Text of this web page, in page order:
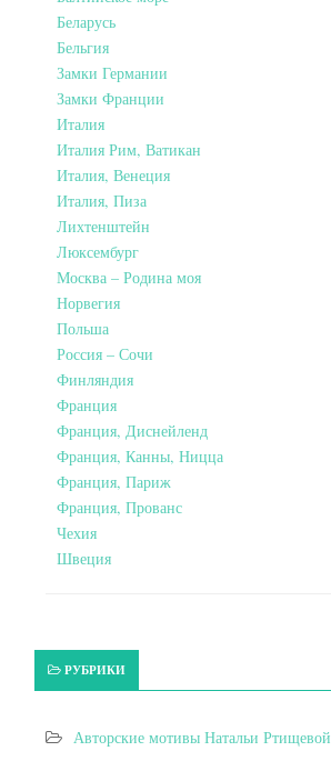
Беларусь
Бельгия
Замки Германии
Замки Франции
Италия
Италия Рим, Ватикан
Италия, Венеция
Италия, Пиза
Лихтенштейн
Люксембург
Москва – Родина моя
Норвегия
Польша
Россия – Сочи
Финляндия
Франция
Франция, Диснейленд
Франция, Канны, Ницца
Франция, Париж
Франция, Прованс
Чехия
Швеция
РУБРИКИ
Авторские мотивы Натальи Ртищевой